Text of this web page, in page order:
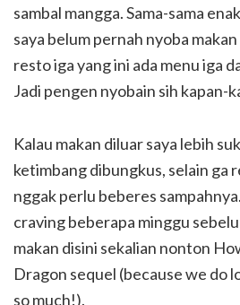
sambal mangga. Sama-sama
saya belum pernah nyoba
resto iga yang ini ada menu iga
Jadi pengen nyobain sih kapan-
Kalau makan diluar saya lebih
ketimbang dibungkus, selain ga
nggak perlu beberes
craving beberapa minggu
makan disini sekalian nonton
Dragon sequel (because we do
so much!).